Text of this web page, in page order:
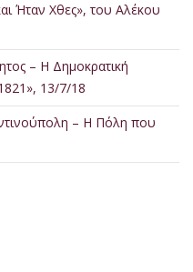
Ήταν Χθες», του Αλέκου
– Η Δημοκρατική
13/7/18
– Η Πόλη που